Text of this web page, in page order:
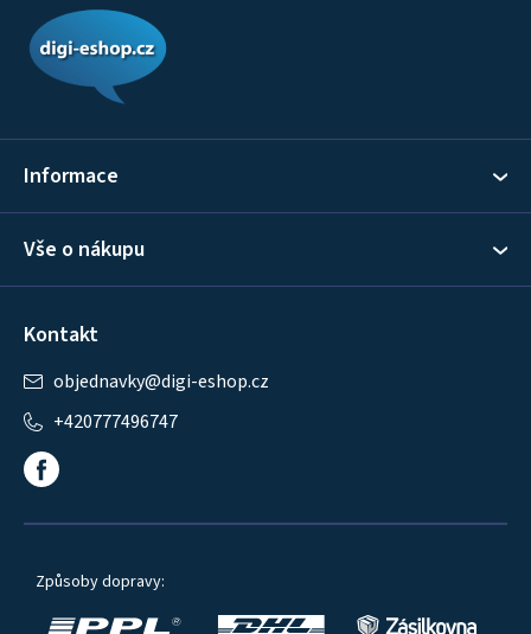
Informace
Vše o nákupu
Kontakt
objednavky@digi-eshop.cz
+420777496747
Způsoby dopravy: